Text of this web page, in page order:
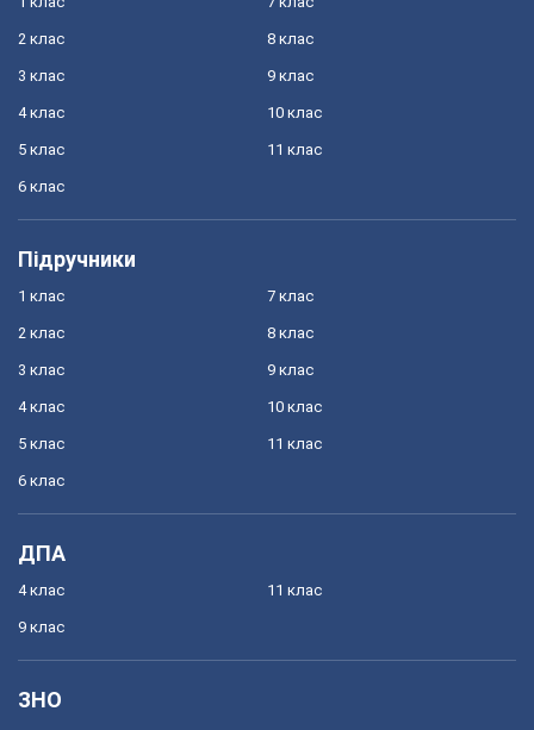
2 клас
3 клас
4 клас
5 клас
6 клас
8 клас
9 клас
10 клас
11 клас
Підручники
1 клас
2 клас
3 клас
4 клас
5 клас
6 клас
7 клас
8 клас
9 клас
10 клас
11 клас
ДПА
4 клас
9 клас
11 клас
ЗНО